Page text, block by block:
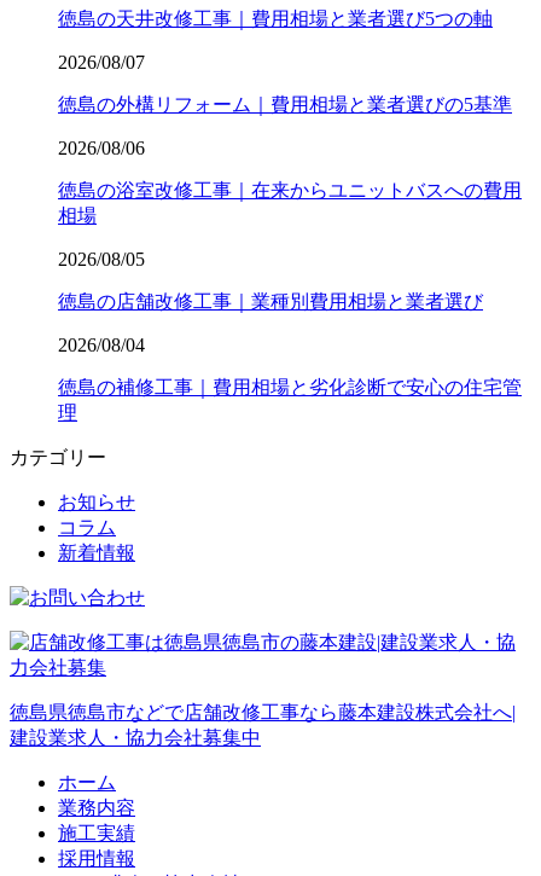
徳島の天井改修工事｜費用相場と業者選び5つの軸
2026/08/07
徳島の外構リフォーム｜費用相場と業者選びの5基準
2026/08/06
徳島の浴室改修工事｜在来からユニットバスへの費用
相場
2026/08/05
徳島の店舗改修工事｜業種別費用相場と業者選び
2026/08/04
徳島の補修工事｜費用相場と劣化診断で安心の住宅管
理
カテゴリー
お知らせ
コラム
新着情報
徳島県徳島市などで店舗改修工事なら藤本建設株式会社へ|
建設業求人・協力会社募集中
ホーム
業務内容
施工実績
採用情報